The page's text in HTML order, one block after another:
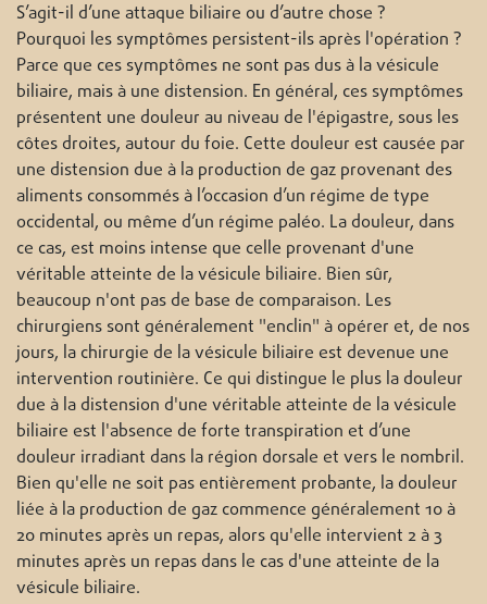
S’agit-il d’une attaque biliaire ou d’autre chose ?
Pourquoi les symptômes persistent-ils après l'opération ?
Parce que ces symptômes ne sont pas dus à la vésicule
biliaire, mais à une distension. En général, ces symptômes
présentent une douleur au niveau de l'épigastre, sous les
côtes droites, autour du foie. Cette douleur est causée par
une distension due à la production de gaz provenant des
aliments consommés à l’occasion d’un régime de type
occidental, ou même d’un régime paléo. La douleur, dans
ce cas, est moins intense que celle provenant d'une
véritable atteinte de la vésicule biliaire. Bien sûr,
beaucoup n'ont pas de base de comparaison. Les
chirurgiens sont généralement "enclin" à opérer et, de nos
jours, la chirurgie de la vésicule biliaire est devenue une
intervention routinière. Ce qui distingue le plus la douleur
due à la distension d'une véritable atteinte de la vésicule
biliaire est l'absence de forte transpiration et d’une
douleur irradiant dans la région dorsale et vers le nombril.
Bien qu'elle ne soit pas entièrement probante, la douleur
liée à la production de gaz commence généralement 10 à
20 minutes après un repas, alors qu'elle intervient 2 à 3
minutes après un repas dans le cas d'une atteinte de la
vésicule biliaire.